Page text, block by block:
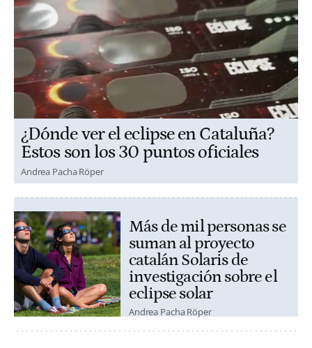
¿Dónde ver el eclipse en Cataluña?
Estos son los 30 puntos oficiales
Andrea Pacha Röper
Más de mil personas se
suman al proyecto
catalán Solaris de
investigación sobre el
eclipse solar
Andrea Pacha Röper